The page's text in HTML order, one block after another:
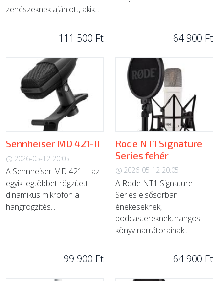
zenészeknek ajánlott, akik...
111 500 Ft 64 900 Ft
Sennheiser MD 421-II
2026-05-12 20:05
A Sennheiser MD 421-II az
egyik legtöbbet rögzített
dinamikus mikrofon a
hangrögzítés...
99 900 Ft
Rode NT1 Signature
Series fehér
2026-05-12 20:05
A Rode NT1 Signature
Series elsősorban
énekeseknek,
podcastereknek, hangos
könyv narrátorainak...
64 900 Ft